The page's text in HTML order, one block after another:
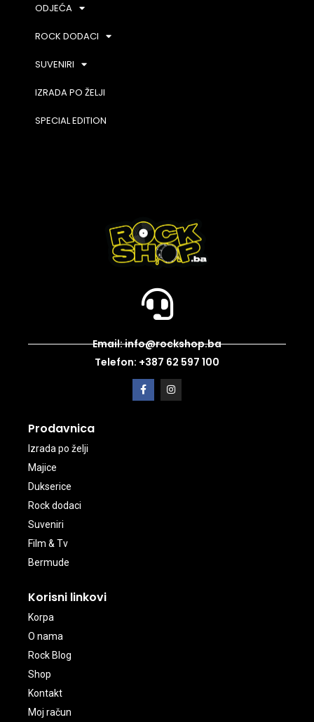
ODJEĆA
ROCK DODACI
SUVENIRI
IZRADA PO ŽELJI
SPECIAL EDITION
Email: info@rockshop.ba
Telefon: +387 62 597 100
Prodavnica
Izrada po želji
Majice
Dukserice
Rock dodaci
Suveniri
Film & Tv
Bermude
Korisni linkovi
Korpa
O nama
Rock Blog
Shop
Kontakt
Moj račun